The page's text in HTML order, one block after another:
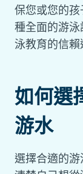
保您或您的
種全面的游
泳教育的信賴
如何選
游水
選擇合適的